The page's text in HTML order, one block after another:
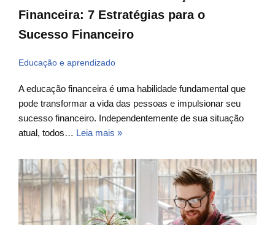
Financeira: 7 Estratégias para o
Sucesso Financeiro
Educação e aprendizado
A educação financeira é uma habilidade fundamental que
pode transformar a vida das pessoas e impulsionar seu
sucesso financeiro. Independentemente de sua situação
atual, todos… Leia mais »